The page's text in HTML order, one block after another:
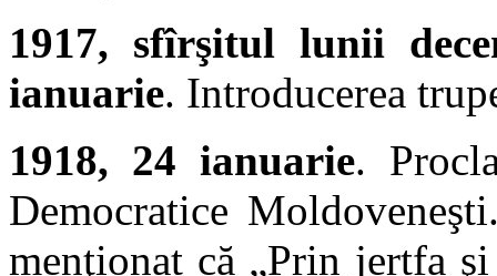
1917, sfîrşitul lunii
ianuarie. Introducerea
1918, 24 ianuarie.
Democratice
menţionat că „Prin jertfa